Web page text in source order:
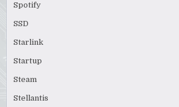
Spotify
SSD
Starlink
Startup
Steam
Stellantis